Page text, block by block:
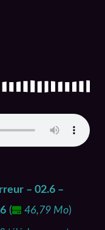
– 02.6 –
( 46,79 Mo)